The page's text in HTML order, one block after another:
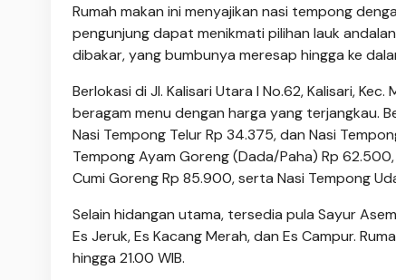
Rumah makan ini menyajikan nasi tempong
pengunjung dapat menikmati pilihan lauk
dibakar, yang bumbunya meresap hingga ke
Berlokasi di Jl. Kalisari Utara I No.62, Kalisari,
beragam menu dengan harga yang terjangkau.
Nasi Tempong Telur Rp 34.375, dan Nasi
Tempong Ayam Goreng (Dada/Paha) Rp
Cumi Goreng Rp 85.900, serta Nasi Tempong
Selain hidangan utama, tersedia pula Sayur
Es Jeruk, Es Kacang Merah, dan Es Campur.
hingga 21.00 WIB.